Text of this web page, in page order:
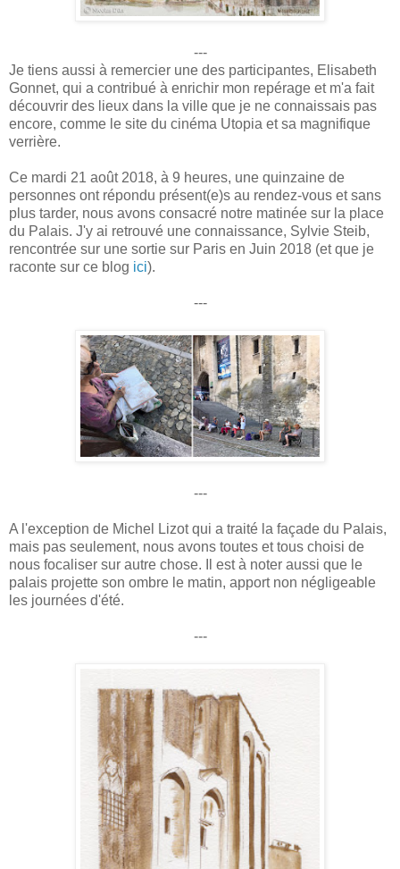
---
Je tiens aussi à remercier une des participantes, Elisabeth
Gonnet, qui a contribué à enrichir mon repérage et m'a fait
découvrir des lieux dans la ville que je ne connaissais pas
encore, comme le site du cinéma Utopia et sa magnifique
verrière.
Ce mardi 21 août 2018, à 9 heures, une quinzaine de
personnes ont répondu présent(e)s au rendez-vous et sans
plus tarder, nous avons consacré notre matinée sur la place
du Palais. J'y ai retrouvé une connaissance, Sylvie Steib,
rencontrée sur une sortie sur Paris en Juin 2018 (et que je
raconte sur ce blog ici).
---
---
A l'exception de Michel Lizot qui a traité la façade du Palais,
mais pas seulement, nous avons toutes et tous choisi de
nous focaliser sur autre chose. Il est à noter aussi que le
palais projette son ombre le matin, apport non négligeable
les journées d'été.
---